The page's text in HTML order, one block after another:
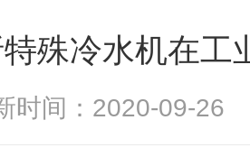
殊冷水机在工
时间：2020-09-